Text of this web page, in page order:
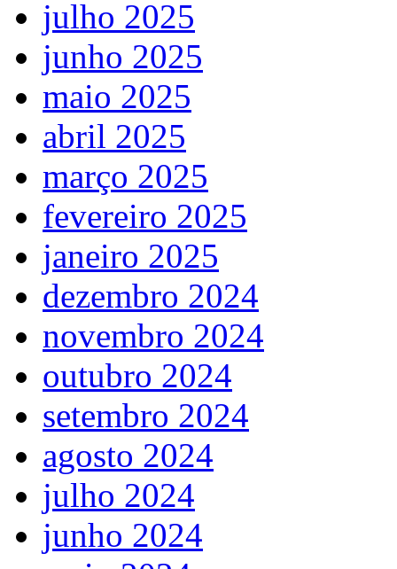
julho 2025
junho 2025
maio 2025
abril 2025
março 2025
fevereiro 2025
janeiro 2025
dezembro 2024
novembro 2024
outubro 2024
setembro 2024
agosto 2024
julho 2024
junho 2024